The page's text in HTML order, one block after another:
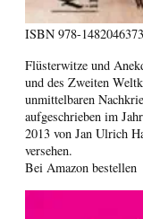
ISBN 978-1482046373
Flüsterwitze und
und des Zweiten
unmittelbaren
aufgeschrieben im
2013 von Jan Ulrich
versehen.
Bei Amazon bestellen